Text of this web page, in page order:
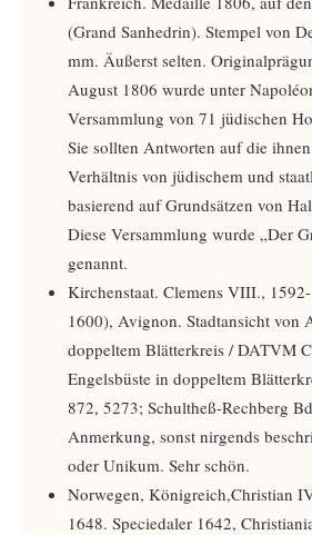
(Grand Sanhedrin). Stempel von
mm. Äußerst selten.
August 1806 wurde unter
Versammlung von 71 jüdischen
Sie sollten Antworten auf die
Verhältnis von jüdischem und
basierend auf Grundsätzen von
Diese Versammlung wurde „Der
genannt.
Kirchenstaat. Clemens VIII.,
1600), Avignon. Stadtansicht von
doppeltem Blätterkreis / DATVM
Engelsbüste in doppeltem
872, 5273; Schultheß-Rechberg
Anmerkung, sonst nirgends
oder Unikum. Sehr schön.
Norwegen, Königreich,Christian
1648. Speciedaler 1642,